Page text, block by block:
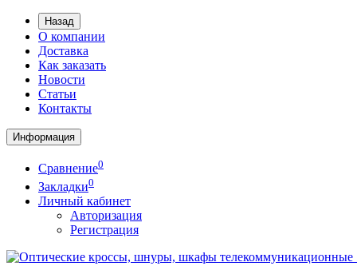
Назад
О компании
Доставка
Как заказать
Новости
Статьи
Контакты
Информация
Сравнение0
Закладки0
Личный кабинет
Авторизация
Регистрация